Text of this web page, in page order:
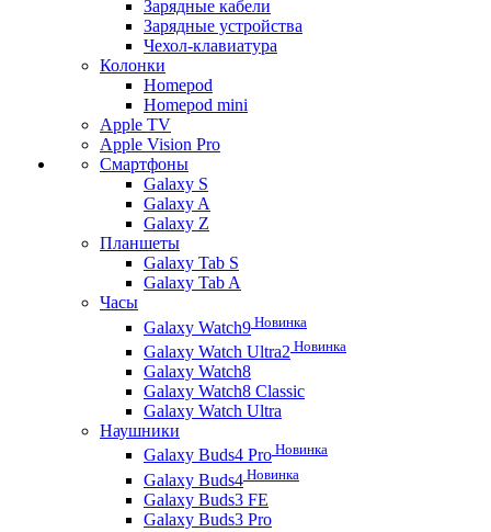
Зарядные кабели
Зарядные устройства
Чехол-клавиатура
Колонки
Homepod
Homepod mini
Apple TV
Apple Vision Pro
Смартфоны
Galaxy S
Galaxy A
Galaxy Z
Планшеты
Galaxy Tab S
Galaxy Tab A
Часы
Galaxy Watch9 Новинка
Galaxy Watch Ultra2 Новинка
Galaxy Watch8
Galaxy Watch8 Classic
Galaxy Watch Ultra
Наушники
Galaxy Buds4 Pro Новинка
Galaxy Buds4 Новинка
Galaxy Buds3 FE
Galaxy Buds3 Pro